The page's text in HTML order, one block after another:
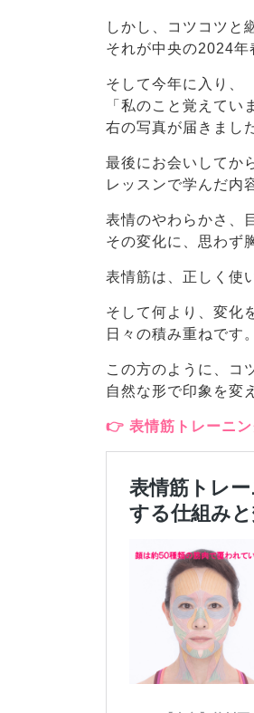
しかし、コツコツと
それが中央の2024年
そして今年に入り、
「私のこと覚えてい
右の写真が届きまし
最後にお会いしてか
レッスンで学んだ内
表情のやわらかさ、
その変化に、思わず
表情筋は、正しく使
そして何より、変化
日々の積み重ねです。
この方のように、コ
自然な形で印象を変
👉 表情筋トレーニ